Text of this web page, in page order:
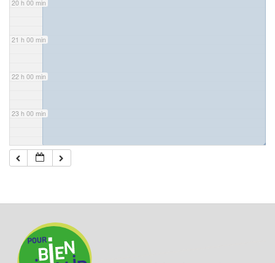
20 h 00 min
21 h 00 min
22 h 00 min
23 h 00 min
◢